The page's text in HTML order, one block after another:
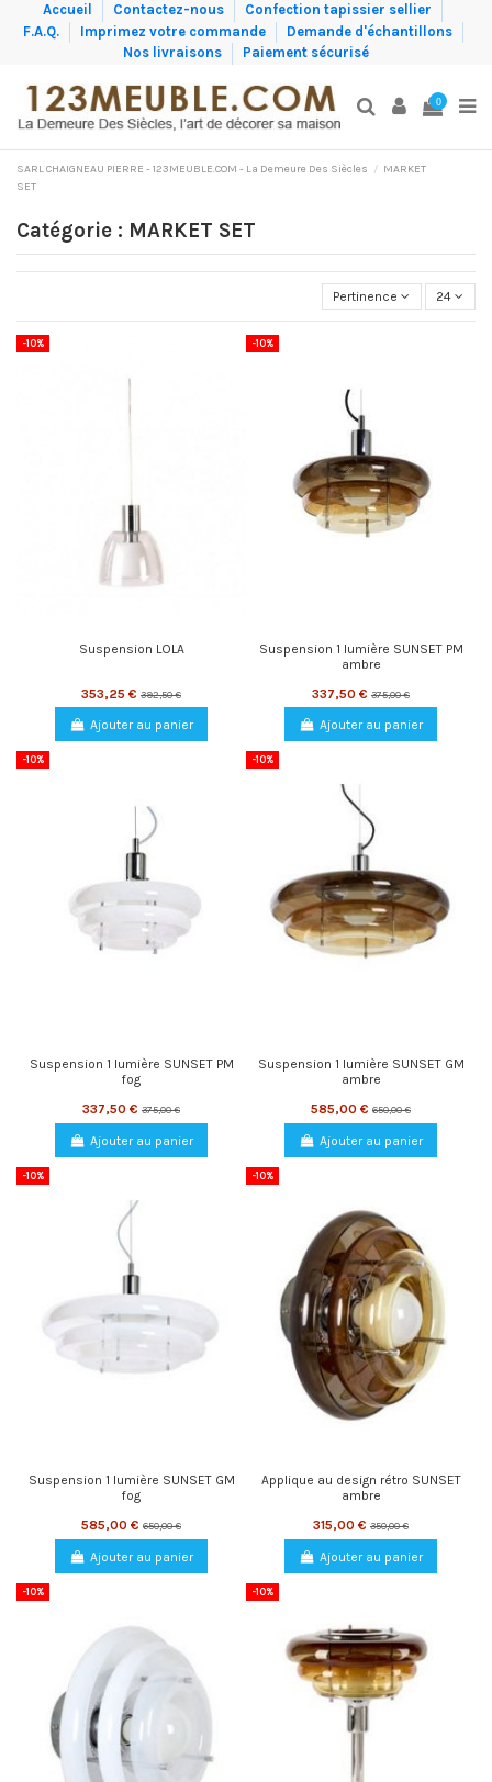
Accueil Contactez-nous
Confection tapissier sellier
F.A.Q.
Imprimez votre commande
Demande d'échantillons
Nos livraisons
Paiement sécurisé
0
SARL CHAIGNEAU PIERRE - 123MEUBLE.COM - La Demeure Des Siècles
MARKET
SET
Catégorie : MARKET SET
Pertinence 24
-10%
Suspension LOLA
353,25 € 392,50 €
Ajouter au panier
-10%
Suspension 1 lumière SUNSET PM
ambre
337,50 € 375,00 €
Ajouter au panier
-10%
Suspension 1 lumière SUNSET PM
fog
337,50 € 375,00 €
Ajouter au panier
-10%
Suspension 1 lumière SUNSET GM
ambre
585,00 € 650,00 €
Ajouter au panier
-10%
Suspension 1 lumière SUNSET GM
fog
585,00 € 650,00 €
Ajouter au panier
-10%
Applique au design rétro SUNSET
ambre
315,00 € 350,00 €
Ajouter au panier
-10% -10%